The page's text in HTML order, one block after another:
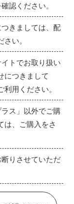
確認ください。
きましては、配
い。
トでお取り扱い
につきまして
利用ください。
ス」以外でご購
は、ご購入をさ
りさせていただ